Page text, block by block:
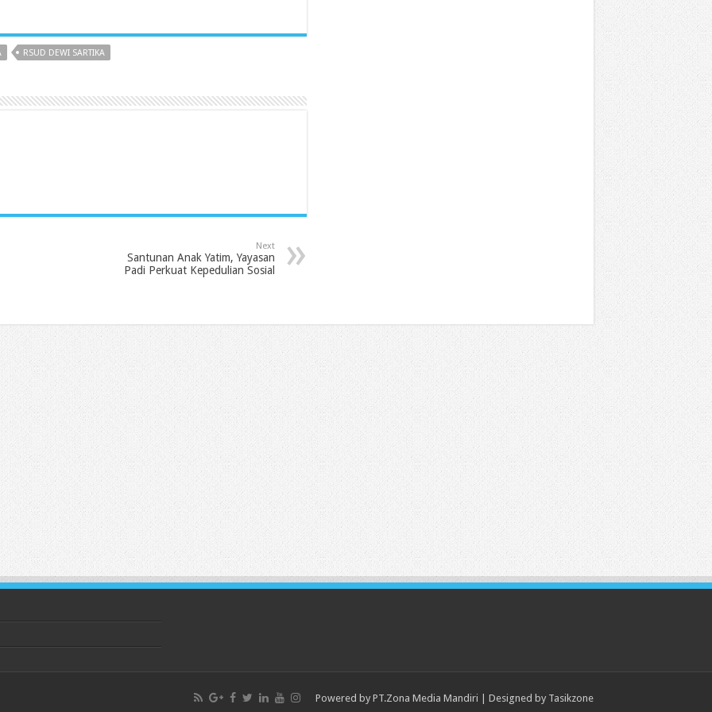
RSUD DEWI SARTIKA
Next
Santunan Anak Yatim, Yayasan
Padi Perkuat Kepedulian Sosial
Powered by PT.Zona Media Mandiri | Designed by Tasikzone